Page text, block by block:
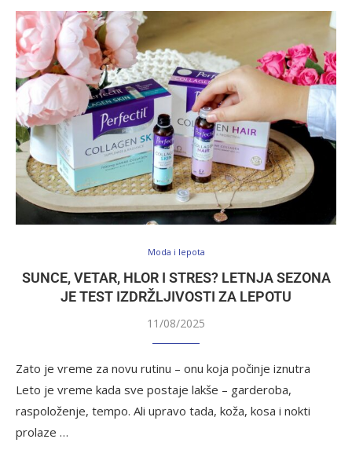
Moda i lepota
SUNCE, VETAR, HLOR I STRES? LETNJA SEZONA
JE TEST IZDRŽLJIVOSTI ZA LEPOTU
11/08/2025
Zato je vreme za novu rutinu – onu koja počinje iznutra
Leto je vreme kada sve postaje lakše – garderoba,
raspoloženje, tempo. Ali upravo tada, koža, kosa i nokti
prolaze …